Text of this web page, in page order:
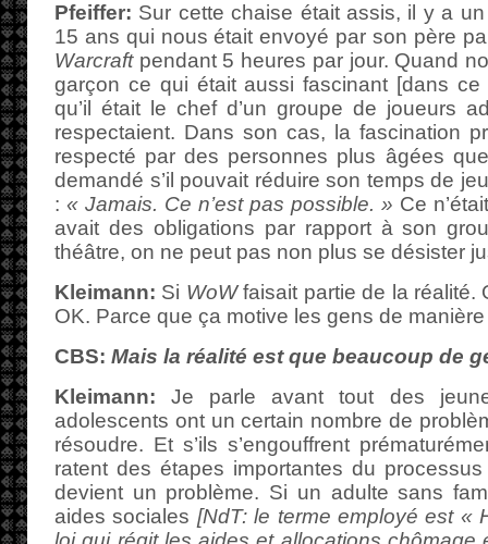
Pfeiffer: Sur cette chaise était assis, il y a
15 ans qui nous était envoyé par son père
Warcraftpendant 5 heures par jour. Quand
garçon ce qui était aussi fascinant [dans
qu’il était le chef d’un groupe de joueurs
respectaient. Dans son cas, la fascination
respecté par des personnes plus âgées
demandé s’il pouvait réduire son temps de
: « Jamais. Ce n’est pas possible. » Ce
avait des obligations par rapport à son
théâtre, on ne peut pas non plus se désister
Kleimann: Si WoWfaisait partie de la réalité.
OK. Parce que ça motive les gens de
CBS: Mais la réalité est que beaucoup de
Kleimann: Je parle avant tout des
adolescents ont un certain nombre de
résoudre. Et s’ils s’engouffrent
ratent des étapes importantes du
devient un problème. Si un adulte sans
aides sociales [NdT: le terme employé est «